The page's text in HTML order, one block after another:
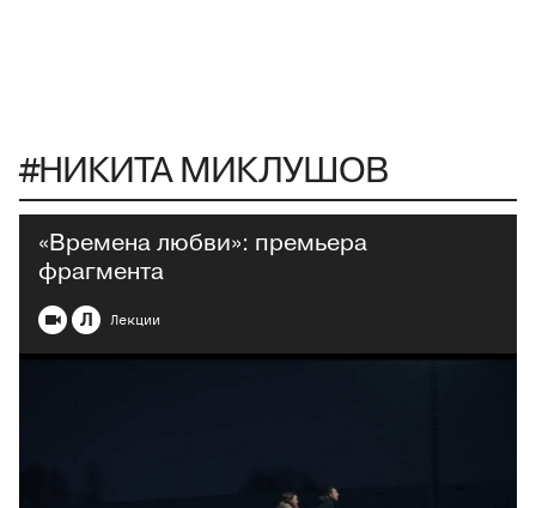
#НИКИТА МИКЛУШОВ
«Времена любви»: премьера
фрагмента
Л Лекции